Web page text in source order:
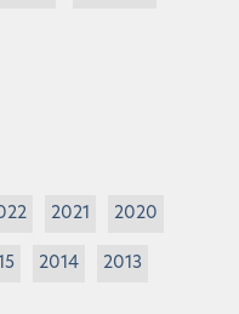
2021 2020
2014 2013